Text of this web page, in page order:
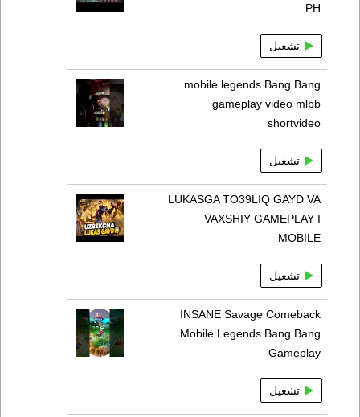
PH
تشغيل
mobile legends Bang Bang
gameplay video mlbb
shortvideo
تشغيل
LUKASGA TO39LIQ GAYD VA
VAXSHIY GAMEPLAY I
MOBILE
تشغيل
INSANE Savage Comeback
Mobile Legends Bang Bang
Gameplay
تشغيل